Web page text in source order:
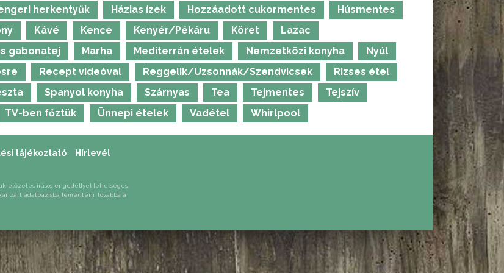
herkentyűk Házias ízek Hozzáadott cukormentes
Húsmentes
Kávé Kence Kenyér/Pékáru Köret
Lazac
gabonatej Marha Mediterrán ételek Nemzetközi konyha
Nyúl
Recept videóval Reggelik/Uzsonnák/Szendvicsek
Rizses étel
Spanyol konyha Szárnyas Tea Tejmentes
Tejszív
TV-ben főztük Ünnepi ételek Vadétel Whirlpool
tájékoztató Hírlevél
előzetes írásos engedéllyel lehetséges.
zárt adatbázisba lementeni, továbbá a